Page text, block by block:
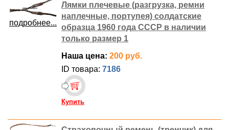
подробнее...
Лямки плечевые (разгрузка, ремни
наплечные, портупея) солдатские
образца 1960 года СССР в наличии
только размер 1
Наша цена: 200 руб.
ID товара: 7186
Купить